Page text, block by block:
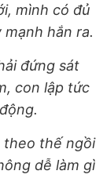
mình có đủ
hắn ra.
đứng sát
con lập tức
theo thế ngồi
dễ làm gì